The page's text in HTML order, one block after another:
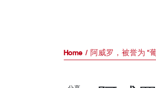
Home 阿威罗，被誉为 "